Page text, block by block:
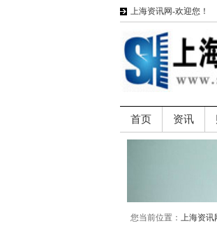
上海资讯网-欢迎您！
首页 资讯
您当前位置： 上海资讯